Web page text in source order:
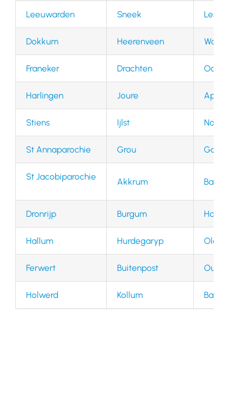
Leeuwarden Sneek
Dokkum Heerenveen
Franeker Drachten
Harlingen Joure
Stiens Ijlst
St Annaparochie Grou
St Jacobiparochie Akkrum
Dronrijp Burgum
Hallum Hurdegaryp
Ferwert Buitenpost
Holwerd Kollum Balk